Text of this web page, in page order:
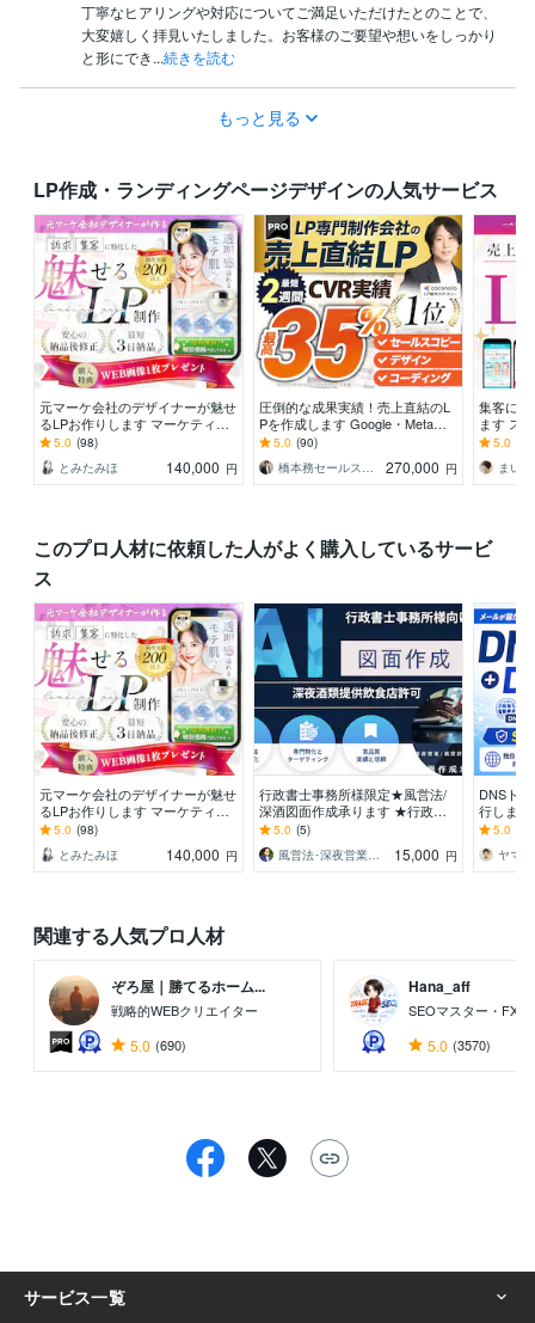
丁寧なヒアリングや対応についてご満足いただけたとのことで、
大変嬉しく拝見いたしました。お客様のご要望や想いをしっかり
と形にでき...続きを読む
もっと見る
LP作成・ランディングページデザインの人気サービス
元マーケ会社のデザイナーが魅せ
るLPお作りします マーケティン
グ視点で反応を高めるLPを設
計！
5.0 (98)
とみたみほ
140,000 円
圧倒的な成果実績！売上直結のL
Pを作成します Google・Meta広
告で成果！原稿ゼロから丸投げO
K
5.0 (90)
270,000 円
集客に
ます ス
のLPデ
5.0
このプロ人材に依頼した人がよく購入しているサービ
ス
元マーケ会社のデザイナーが魅せ
るLPお作りします マーケティン
グ視点で反応を高めるLPを設
計！
5.0 (98)
とみたみほ
140,000 円
行政書士事務所様限定★風営法/
深酒図面作成承ります ★行政書
士事務所様限定★図面作成
5.0 (5)
15,000 円
DNSト
行しま
ブルも
5.0
関連する人気プロ人材
ぞろ屋｜勝てるホーム...
戦略的WEBクリエイター
5.0 (690)
Hana_aff
SEOマスター・FX
5.0 (3570)